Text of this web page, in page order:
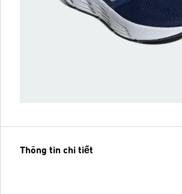
Thông tin chi tiết